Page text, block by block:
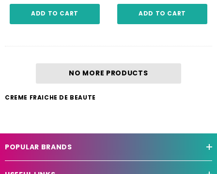
ADD TO CART ADD TO CART
NO MORE PRODUCTS
CREME FRAICHE DE BEAUTE
POPULAR BRANDS